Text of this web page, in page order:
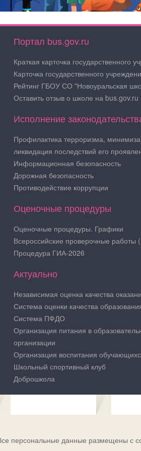
Портал bus.gov.ru
Краткая карточка государственного
Карточка государственного
Рейтинг ГБОУ СО "Новоуральская
Оставить отзыв о школе на bus.gov.ru
Исполнение
Профилактика терроризма,
ликвидация последствий его
Информационная безопасность
Дорожная безопасность
Противодействие коррупции
Оценочные процедуры
Оценочные процедуры. Графики
Всероссийские проверочные работы
Процедура ГИА-2026
Актуально
Независимая оценка качества
Система оценки качества
Система ПФДО
Организация питания в
организации
Организация воспитания
Школьный спортивный клуб
Доброшкола
данные размещены с